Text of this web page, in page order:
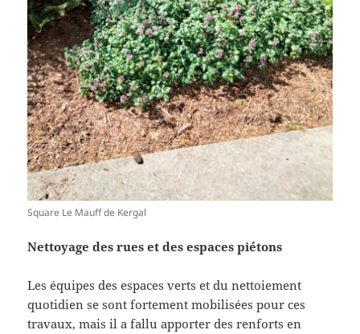
Square Le Mauff de Kergal
Nettoyage des rues et des espaces piétons
Les équipes des espaces verts et du nettoiement
quotidien se sont fortement mobilisées pour ces
travaux, mais il a fallu apporter des renforts en